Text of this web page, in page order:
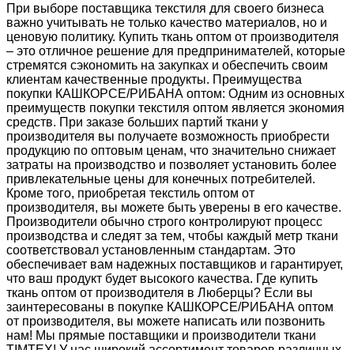
При выборе поставщика текстиля для своего бизнеса
важно учитывать не только качество материалов, но и
ценовую политику. Купить ткань оптом от производителя
– это отличное решение для предпринимателей, которые
стремятся сэкономить на закупках и обеспечить своим
клиентам качественные продукты. Преимущества
покупки КАШКОРСЕ/РИБАНА оптом: Одним из основных
преимуществ покупки текстиля оптом является экономия
средств. При заказе больших партий ткани у
производителя вы получаете возможность приобрести
продукцию по оптовым ценам, что значительно снижает
затраты на производство и позволяет установить более
привлекательные цены для конечных потребителей.
Кроме того, приобретая текстиль оптом от
производителя, вы можете быть уверены в его качестве.
Производители обычно строго контролируют процесс
производства и следят за тем, чтобы каждый метр ткани
соответствовал установленным стандартам. Это
обеспечивает вам надежных поставщиков и гарантирует,
что ваш продукт будет высокого качества. Где купить
ткань оптом от производителя в Люберцы? Если вы
заинтересованы в покупке КАШКОРСЕ/РИБАНА оптом
от производителя, вы можете написать или позвонить
нам! Мы прямые поставщики и производители ткани